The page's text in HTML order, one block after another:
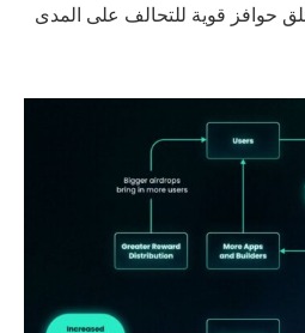
حوافز قوية للتحالف على المدى